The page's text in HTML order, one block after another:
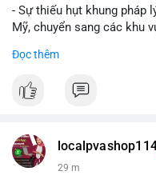
- Sự thiếu hụt khung pháp
Mỹ, chuyển sang các khu
trường khi Mỹ còn đang
#binancesquare
#vlikevn #titanbot
Đọc thêm
29 m